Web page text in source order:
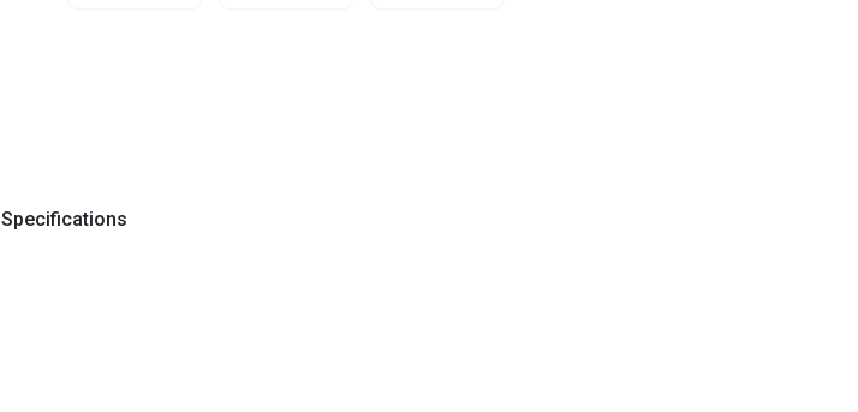
Specifications